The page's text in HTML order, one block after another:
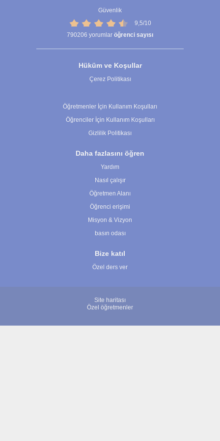
Güvenlik
9,5/10
790206 yorumlar öğrenci sayısı
Hüküm ve Koşullar
Çerez Politikası
Öğretmenler İçin Kullanım Koşulları
Öğrenciler İçin Kullanım Koşulları
Gizlilik Politikası
Daha fazlasını öğren
Yardım
Nasıl çalışır
Öğretmen Alanı
Öğrenci erişimi
Misyon & Vizyon
basın odası
Bize katıl
Özel ders ver
Site haritası
Özel öğretmenler